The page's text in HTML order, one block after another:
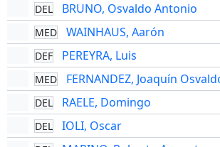
DEL BRUNO, Osvaldo Antonio
MED WAINHAUS, Aarón
DEF PEREYRA, Luis
MED FERNANDEZ, Joaquín
DEL RAELE, Domingo
DEL IOLI, Oscar